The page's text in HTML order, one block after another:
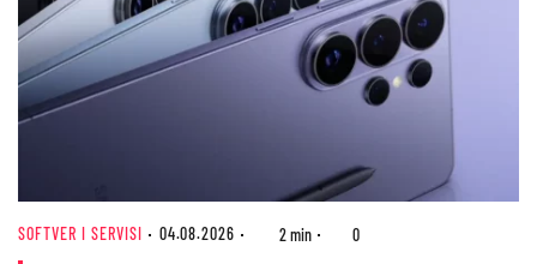
SOFTVER I SERVISI 04.08.2026 2 min 0